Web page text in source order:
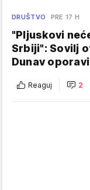
DRUŠTVO PRE 17 H
"Pljuskovi
Srbiji": Sovilj
Dunav oporavi
Reaguj 2